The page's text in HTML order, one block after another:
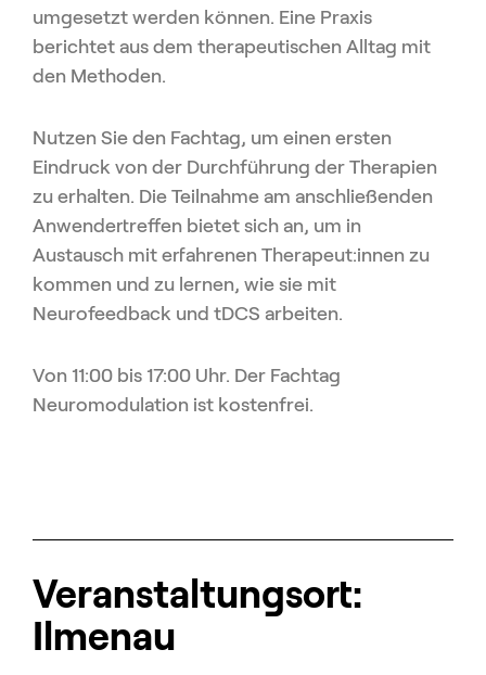
umgesetzt werden können. Eine Praxis
berichtet aus dem therapeutischen Alltag mit
den Methoden.
Nutzen Sie den Fachtag, um einen ersten
Eindruck von der Durchführung der Therapien
zu erhalten. Die Teilnahme am anschließenden
Anwendertreffen bietet sich an, um in
Austausch mit erfahrenen Therapeut:innen zu
kommen und zu lernen, wie sie mit
Neurofeedback und tDCS arbeiten.
Von 11:00 bis 17:00 Uhr. Der Fachtag
Neuromodulation ist kostenfrei.
Veranstaltungsort:
Ilmenau